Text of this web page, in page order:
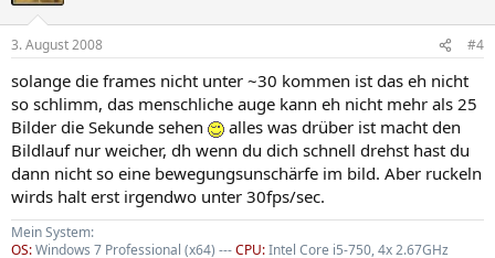
3. August 2008 #4
solange die frames nicht unter ~30 kommen ist das eh nicht
so schlimm, das menschliche auge kann eh nicht mehr als 25
Bilder die Sekunde sehen
alles was drüber ist macht den
Bildlauf nur weicher, dh wenn du dich schnell drehst hast du
dann nicht so eine bewegungsunschärfe im bild. Aber ruckeln
wirds halt erst irgendwo unter 30fps/sec.
Mein System:
OS:Windows 7 Professional (x64) ---CPU:Intel Core i5-750, 4x 2.67GHz